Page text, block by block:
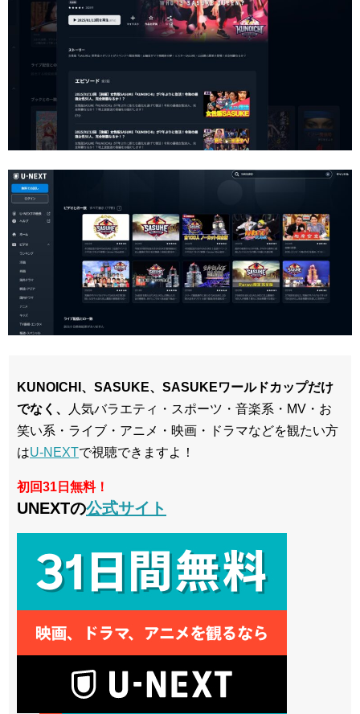
KUNOICHI、 SASUKE、SASUKEワールドカップだけ
でなく、
人気バラエティ・スポーツ・音楽系・MV・お
笑い系・ライブ・アニメ・映画・ドラマなどを観たい方
はU-NEXTで視聴できますよ！
初回31日無料！
UNEXTの公式サイト